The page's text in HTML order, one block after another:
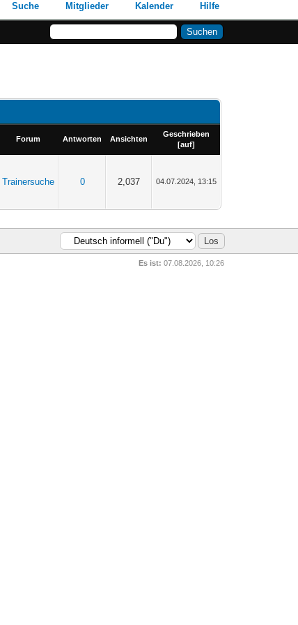
Suche Mitglieder Kalender Hilfe
Forum Antworten Ansichten
Geschrieben
[auf]
Trainersuche 0 2,037 04.07.2024, 13:15
Es ist: 07.08.2026, 10:26